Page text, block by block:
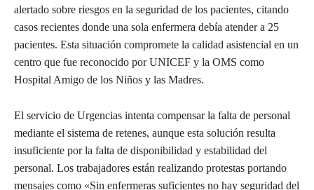
alertado sobre riesgos en la seguridad de los pacientes, citando
casos recientes donde una sola enfermera debía atender a 25
pacientes. Esta situación compromete la calidad asistencial en un
centro que fue reconocido por UNICEF y la OMS como
Hospital Amigo de los Niños y las Madres.
El servicio de Urgencias intenta compensar la falta de personal
mediante el sistema de retenes, aunque esta solución resulta
insuficiente por la falta de disponibilidad y estabilidad del
personal. Los trabajadores están realizando protestas portando
mensajes como «Sin enfermeras suficientes no hay seguridad del